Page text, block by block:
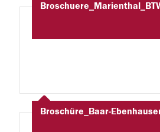
Broschüre_Baar-